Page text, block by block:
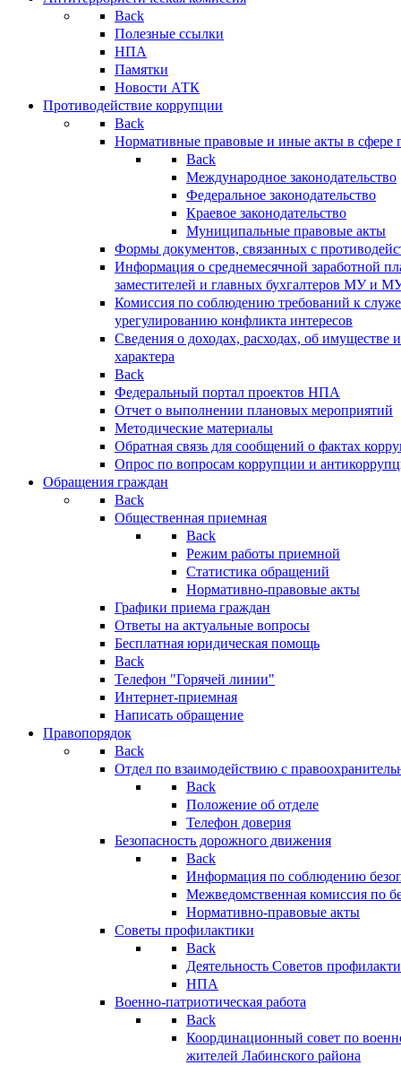
Back
Полезные ссылки
НПА
Памятки
Новости АТК
Противодействие коррупции
Back
Нормативные правовые и иные акты в сфере
Back
Международное законодательство
Федеральное законодательство
Краевое законодательство
Муниципальные правовые акты
Формы документов, связанных с
Информация о среднемесячной заработной
заместителей и главных бухгалтеров МУ и
Комиссия по соблюдению требований к
урегулированию конфликта интересов
Сведения о доходах, расходах, об имуществе
характера
Back
Федеральный портал проектов НПА
Отчет о выполнении плановых мероприятий
Методические материалы
Обратная связь для сообщений о фактах
Опрос по вопросам коррупции и
Обращения граждан
Back
Общественная приемная
Back
Режим работы приемной
Статистика обращений
Нормативно-правовые акты
Графики приема граждан
Ответы на актуальные вопросы
Бесплатная юридическая помощь
Back
Телефон "Горячей линии"
Интернет-приемная
Написать обращение
Правопорядок
Back
Отдел по взаимодействию с
Back
Положение об отделе
Телефон доверия
Безопасность дорожного движения
Back
Информация по соблюдению
Межведомственная комиссия по
Нормативно-правовые акты
Советы профилактики
Back
Деятельность Советов
НПА
Военно-патриотическая работа
Back
Координационный совет по
жителей Лабинского района